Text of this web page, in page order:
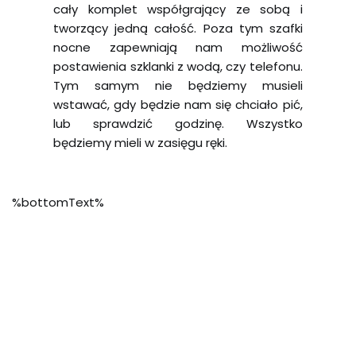
cały komplet współgrający ze sobą i
tworzący jedną całość. Poza tym szafki
nocne zapewniają nam możliwość
postawienia szklanki z wodą, czy telefonu.
Tym samym nie będziemy musieli
wstawać, gdy będzie nam się chciało pić,
lub sprawdzić godzinę. Wszystko
będziemy mieli w zasięgu ręki.
%bottomText%